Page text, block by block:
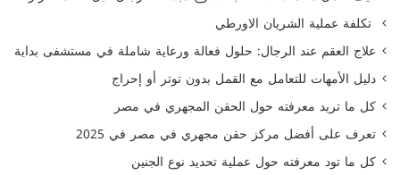
تكلفة عملية الشريان الاورطي
علاج العقم عند الرجال: حلول فعالة ورعاية شاملة في مستشفى بداية
دليل الأمهات للتعامل مع القمل بدون توتر أو إحراج
كل ما تريد معرفته حول الحقن المجهري في مصر
تعرف على أفضل مركز حقن مجهري في مصر في 2025
كل ما تود معرفته حول عملية تحديد نوع الجنين